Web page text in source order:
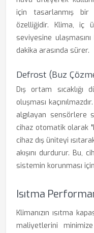
için tasarlanmış bir
özelliğidir. Klima, iç
seviyesine
dakika arasında sürer.
Defrost (Buz
Dış ortam sıcaklığı
oluşması
algılayan sensörlere
cihaz otomatik olarak
cihaz dış üniteyi
akışını durdurur. Bu,
sistemin korunması
Isıtma
Klimanızın ısıtma
maliyetlerini